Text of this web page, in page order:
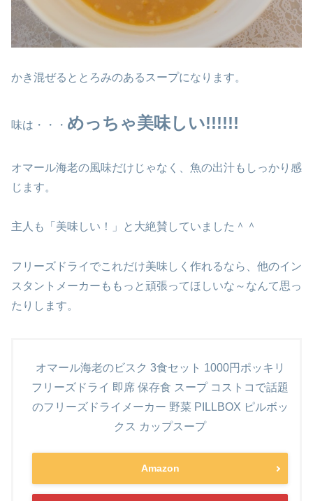
かき混ぜるととろみのあるスープになります。
味は・・・ めっちゃ美味しい!!!!!!
オマール海老の風味だけじゃなく、魚の出汁もしっかり感
じます。
主人も「美味しい！」と大絶賛していました＾＾
フリーズドライでこれだけ美味しく作れるなら、他のイン
スタントメーカーももっと頑張ってほしいな～なんて思っ
たりします。
オマール海老のビスク 3食セット 1000円ポッキリ
フリーズドライ 即席 保存食 スープ コストコで話題
のフリーズドライメーカー 野菜 PILLBOX ピルボッ
クス カップスープ
Amazon